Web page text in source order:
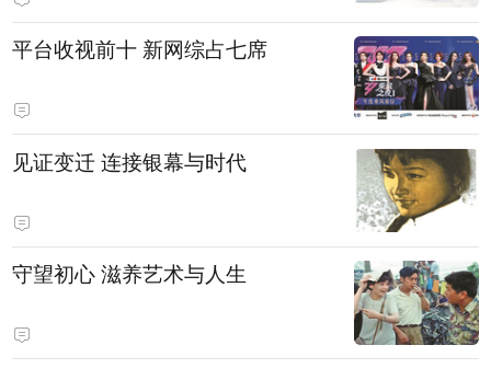
平台收视前十 新网综占七席
见证变迁 连接银幕与时代
守望初心 滋养艺术与人生